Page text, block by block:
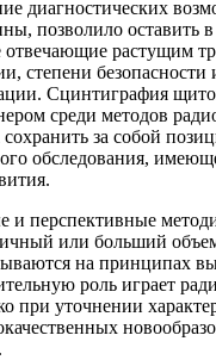
диагностических
позволило оставить
растущим
степени безопасности
Сцинтиграфия
среди методов
за собой
обследования,
и перспективные
или больший
на принципах
роль играет
при уточнении